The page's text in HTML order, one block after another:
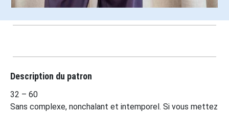
Description du patron
32 – 60
Sans complexe, nonchalant et intemporel. Si vous mettez